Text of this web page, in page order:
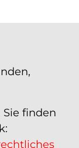
finden